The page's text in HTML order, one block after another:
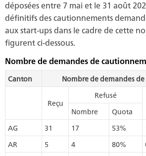
déposées entre 7 mai et le 31 août
définitifs des cautionnements
aux start-ups dans le cadre de cette
figurent ci-dessous.
Nombre de demandes de
Canton Nombre de demandes
Reçu
Refusé
Nombre
Quota
AG
31 17 53%
AR
5 4 80%